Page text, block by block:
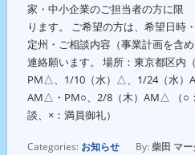
家・中小企業のご担当者の方に限
ります。 ご希望の方は、希望日時
定州・ご相談内容（事業計画を含
連絡願います。 場所：東京都区内
PM△、1/10（水）△、1/24（水）
AM△・PM○、2/8（木）AM△ （○
談、×：満員御礼）
Categories: お知らせ By:柴田 マー